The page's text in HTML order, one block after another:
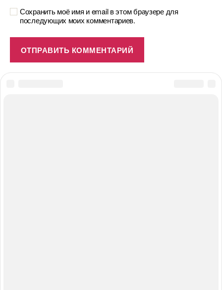
Сохранить моё имя и email в этом браузере для
последующих моих комментариев.